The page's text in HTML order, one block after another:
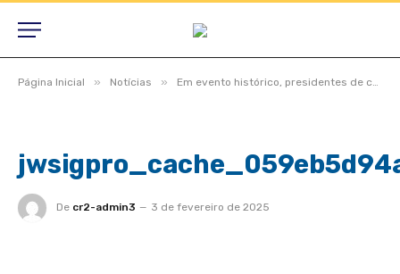
Página Inicial » Notícias » Em evento histórico, presidentes de câmaras lotam auditório do TCE-MT para primeira edição do Interage 2023
De cr2-admin3 3 de fevereiro de 2025